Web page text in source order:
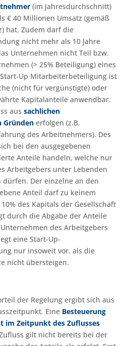
(im Jahresdurchschnitt)
€ 40 Millionen Umsatz (gemäß
hat. Zudem darf die
nicht mehr als 10 Jahre
Unternehmen nicht Teil bzw.
(> 25% Beteiligung) eines
Up Mitarbeiterbeteiligung ist
(nicht für vergünstigte) oder
Kapitalanteile anwendbar.
aus sachlichen
Gründenerfolgen (z.B.
des Arbeitnehmers). Des
bei den ausgegebenen
Anteile handeln, welche nur
Arbeitgebers unter Lebenden
Der einzelne an den
Anteil darf zu keinem
des Kapitals der Gesellschaft
durch die Abgabe der Anteile
des Arbeitgebers
eine Start-Up-
nur insoweit vor, als die
nicht übersteigen.
der Regelung ergibt sich aus
Eine Besteuerung
im Zeitpunkt des Zuflusses
gilt nicht bereits bei der